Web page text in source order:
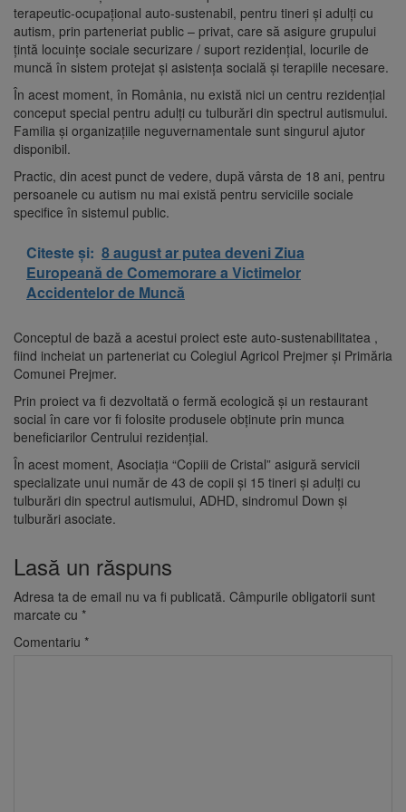
terapeutic-ocupațional auto-sustenabil, pentru tineri și adulți cu
autism, prin parteneriat public – privat, care să asigure grupului
țintă locuințe sociale securizare / suport rezidențial, locurile de
muncă în sistem protejat și asistența socială și terapiile necesare.
În acest moment, în România, nu există nici un centru rezidențial
conceput special pentru adulți cu tulburări din spectrul autismului.
Familia și organizațiile neguvernamentale sunt singurul ajutor
disponibil.
Practic, din acest punct de vedere, după vârsta de 18 ani, pentru
persoanele cu autism nu mai există pentru serviciile sociale
specifice în sistemul public.
Citeste și: 8 august ar putea deveni Ziua
Europeană de Comemorare a Victimelor
Accidentelor de Muncă
Conceptul de bază a acestui proiect este auto-sustenabilitatea ,
fiind incheiat un parteneriat cu Colegiul Agricol Prejmer și Primăria
Comunei Prejmer.
Prin proiect va fi dezvoltată o fermă ecologică și un restaurant
social în care vor fi folosite produsele obținute prin munca
beneficiarilor Centrului rezidențial.
În acest moment, Asociația “Copiii de Cristal” asigură servicii
specializate unui număr de 43 de copii și 15 tineri și adulți cu
tulburări din spectrul autismului, ADHD, sindromul Down și
tulburări asociate.
Lasă un răspuns
Adresa ta de email nu va fi publicată. Câmpurile obligatorii sunt
marcate cu *
Comentariu *